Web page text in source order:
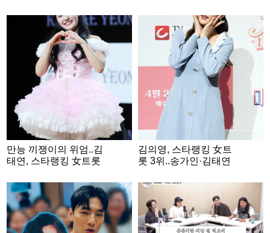
만능 끼쟁이의 위엄..김
태연, 스타랭킹 女트롯
김의영, 스타랭킹 女트
롯 3위..송가인·김태연